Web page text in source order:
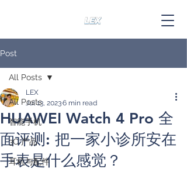
Post
All Posts
智能手机
3C 产品
耳机与配件
All Posts
HUAWEI Watch 4 Pro 全
面评测: 把一家小诊所安在
手表是什么感觉？
LEX
Jul 13, 20236 min read